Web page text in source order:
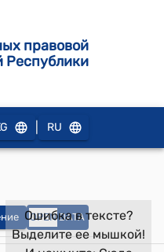
правовой
Республики
RU
OPEN DATA
Ошибка в тексте?
Выделите ее мышкой!